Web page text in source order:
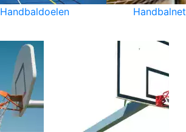
Handbaldoelen Handbalnet